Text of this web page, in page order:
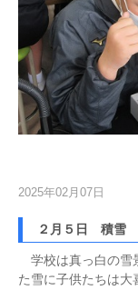
2025年02月07日
２月５日 積雪
学校は真っ白の雪
た雪に子供たちは大